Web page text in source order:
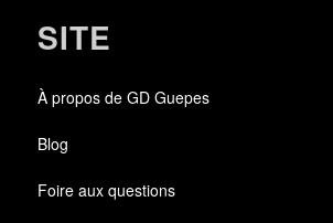
SITE
À propos de GD Guepes
Blog
Foire aux questions